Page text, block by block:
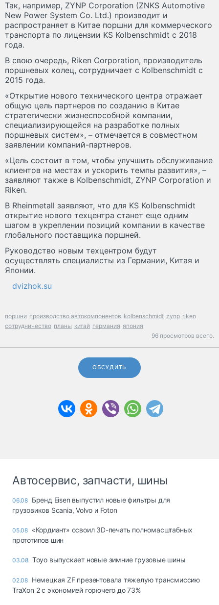
Так, например, ZYNP Corporation (ZNKS Automotive
New Power System Co. Ltd.) производит и
распространяет в Китае поршни для коммерческого
транспорта по лицензии KS Kolbenschmidt с 2018
года.
В свою очередь, Riken Corporation, производитель
поршневых колец, сотрудничает с Kolbenschmidt с
2015 года.
«Открытие нового технического центра отражает
общую цель партнеров по созданию в Китае
стратегически жизнеспособной компании,
специализирующейся на разработке полных
поршневых систем», – отмечается в совместном
заявлении компаний-партнеров.
«Цель состоит в том, чтобы улучшить обслуживание
клиентов на местах и ускорить темпы развития», –
заявляют также в Kolbenschmidt, ZYNP Corporation и
Riken.
В Rheinmetall заявляют, что для KS Kolbenschmidt
открытие нового техцентра станет еще одним
шагом в укреплении позиций компании в качестве
глобального поставщика поршней.
Руководство новым техцентром будут
осуществлять специалисты из Германии, Китая и
Японии.
dvizhok.su
поршни производство автокомпонентов kolbenschmidt zynp riken
сотрудничество планы китай германия япония
96 просмотров всего.
ОБСУДИТЬ
Автосервис, запчасти, шины
06.08 Бренд Eisen выпустил новые фильтры для
грузовиков Scania, Volvo и Foton
05.08 «Кордиант» освоил 3D-печать полномасштабных
прототипов шин
03.08 Toyo выпускает новые зимние грузовые шины
02.08 Немецкая ZF презентовала тяжелую трансмиссию
TraXon 2 с экономией горючего до 73%